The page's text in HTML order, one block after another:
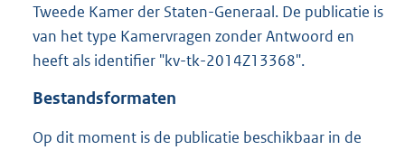
r
o
o
:
Tweede Kamer der Staten-Generaal. De publicatie is
van het type Kamervragen zonder Antwoord en
heeft als identifier "kv-tk-2014Z13368".
Bestandsformaten
Op dit moment is de publicatie beschikbaar in de